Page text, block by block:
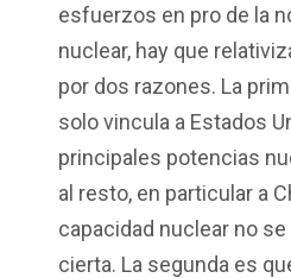
esfuerzos en pro de la
nuclear, hay que
por dos razones. La
solo vincula a Estados
principales potencias
al resto, en particular a
capacidad nuclear no
cierta. La segunda es